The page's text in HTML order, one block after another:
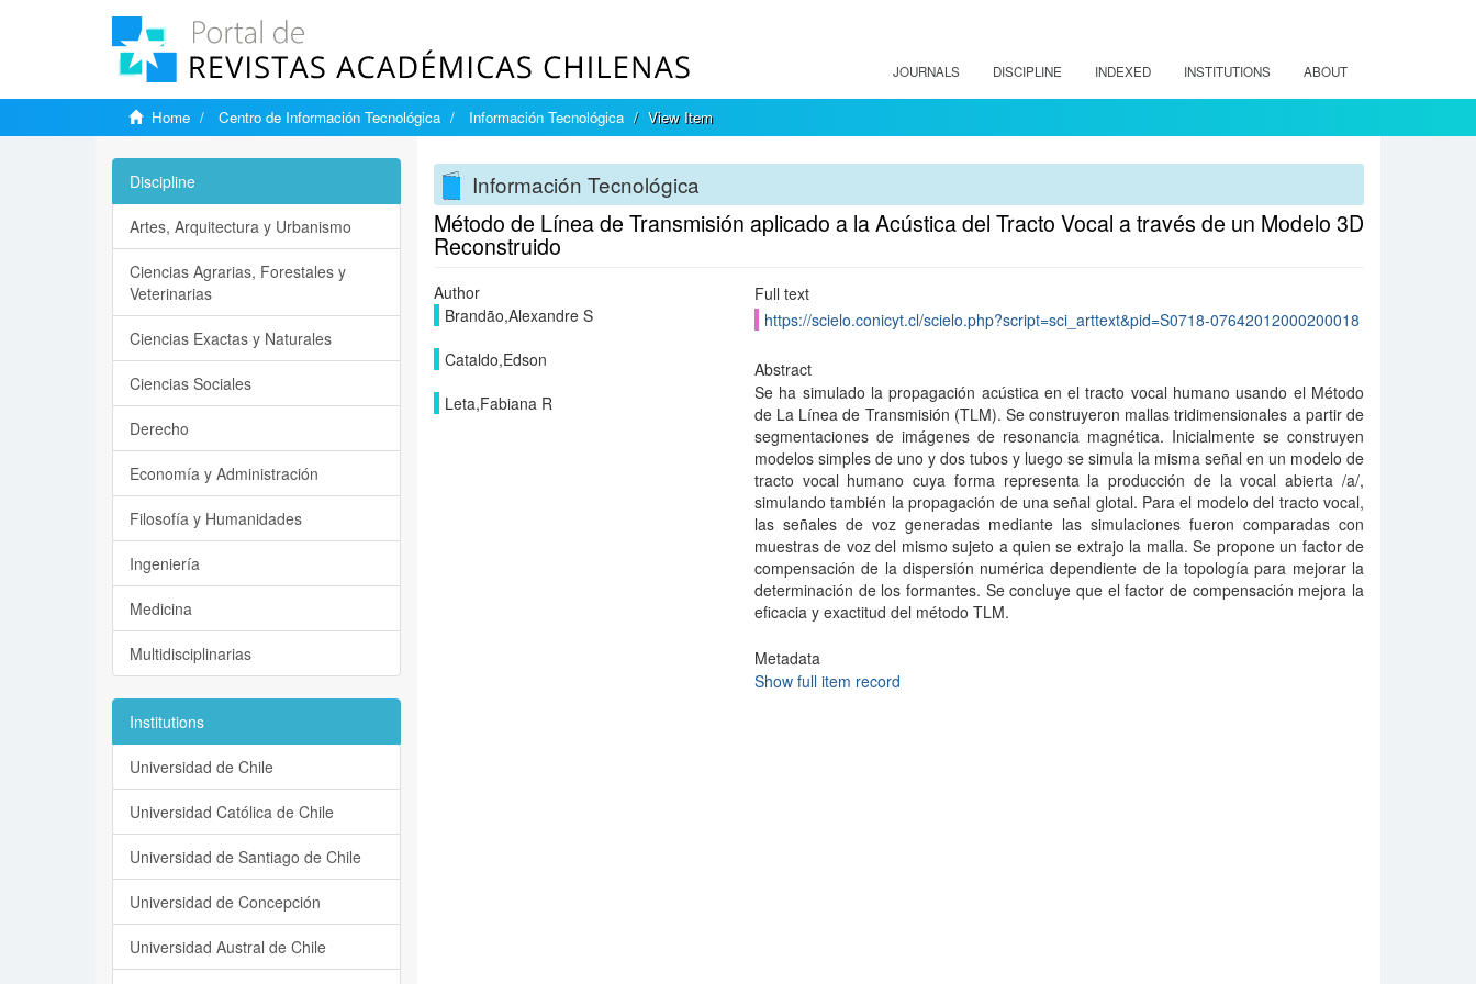
JOURNALS DISCIPLINE INDEXED INSTITUTIONS ABOUT
Home Centro de Información Tecnológica Información Tecnológica View Item
Información Tecnológica
Método de Línea de Transmisión aplicado a la Acústica del Tracto Vocal a través de un Modelo 3D
Reconstruido
Author
Brandão,Alexandre S
Cataldo,Edson
Leta,Fabiana R
Full text
https://scielo.conicyt.cl/scielo.php?script=sci_arttext&pid=S0718-07642012000200018
Abstract
Se ha simulado la propagación acústica en el tracto vocal humano usando el Método
de La Línea de Transmisión (TLM). Se construyeron mallas tridimensionales a partir de
segmentaciones de imágenes de resonancia magnética. Inicialmente se construyen
modelos simples de uno y dos tubos y luego se simula la misma señal en un modelo de
tracto vocal humano cuya forma representa la producción de la vocal abierta /a/,
simulando también la propagación de una señal glotal. Para el modelo del tracto vocal,
las señales de voz generadas mediante las simulaciones fueron comparadas con
muestras de voz del mismo sujeto a quien se extrajo la malla. Se propone un factor de
compensación de la dispersión numérica dependiente de la topología para mejorar la
determinación de los formantes. Se concluye que el factor de compensación mejora la
eficacia y exactitud del método TLM.
Metadata
Show full item record
Discipline
Artes, Arquitectura y Urbanismo
Ciencias Agrarias, Forestales y
Veterinarias
Ciencias Exactas y Naturales
Ciencias Sociales
Derecho
Economía y Administración
Filosofía y Humanidades
Ingeniería
Medicina
Multidisciplinarias
Institutions
Universidad de Chile
Universidad Católica de Chile
Universidad de Santiago de Chile
Universidad de Concepción
Universidad Austral de Chile